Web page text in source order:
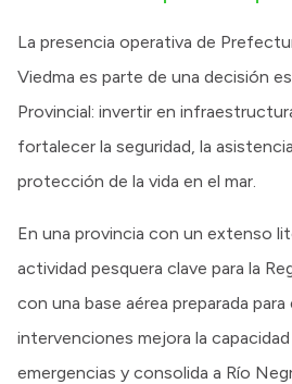
La presencia operativa de
Viedma es parte de una decisión
Provincial: invertir en
fortalecer la seguridad, la
protección de la vida en el mar.
En una provincia con un extenso
actividad pesquera clave para la
con una base aérea preparada
intervenciones mejora la
emergencias y consolida a Río